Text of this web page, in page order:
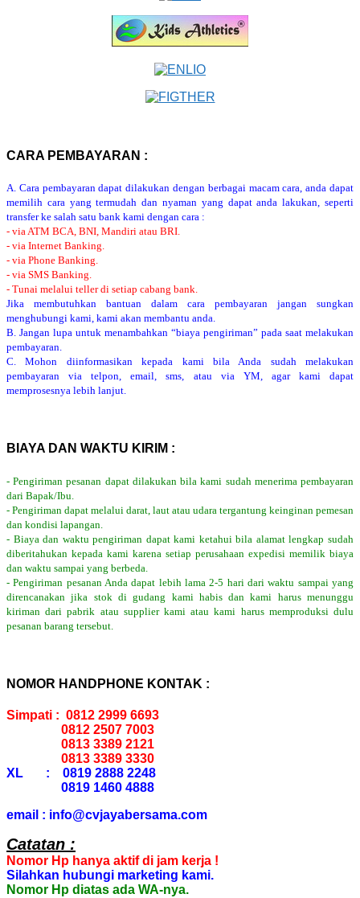
CARA PEMBAYARAN :
A. Cara pembayaran dapat dilakukan dengan berbagai macam cara, anda dapat
memilih cara yang termudah dan nyaman yang dapat anda lakukan, seperti
transfer ke salah satu bank kami dengan cara :
- via ATM BCA, BNI, Mandiri atau BRI.
- via Internet Banking.
- via Phone Banking.
- via SMS Banking.
- Tunai melalui teller di setiap cabang bank.
Jika membutuhkan bantuan dalam cara pembayaran jangan sungkan
menghubungi kami, kami akan membantu anda.
B. Jangan lupa untuk menambahkan “biaya pengiriman” pada saat melakukan
pembayaran.
C. Mohon diinformasikan kepada kami bila Anda sudah melakukan
pembayaran via telpon, email, sms, atau via YM, agar kami dapat
memprosesnya lebih lanjut.
BIAYA DAN WAKTU KIRIM :
- Pengiriman pesanan dapat dilakukan bila kami sudah menerima pembayaran
dari Bapak/Ibu.
- Pengiriman dapat melalui darat, laut atau udara tergantung keinginan pemesan
dan kondisi lapangan.
- Biaya dan waktu pengiriman dapat kami ketahui bila alamat lengkap sudah
diberitahukan kepada kami karena setiap perusahaan expedisi memilik biaya
dan waktu sampai yang berbeda.
- Pengiriman pesanan Anda dapat lebih lama 2-5 hari dari waktu sampai yang
direncanakan jika stok di gudang kami habis dan kami harus menunggu
kiriman dari pabrik atau supplier kami atau kami harus memproduksi dulu
pesanan barang tersebut.
NOMOR HANDPHONE KONTAK :
Simpati : 0812 2999 6693
0812 2507 7003
0813 3389 2121
0813 3389 3330
XL : 0819 2888 2248
0819 1460 4888
email : info@cvjayabersama.com
Catatan :
Nomor Hp hanya aktif di jam kerja !
Silahkan hubungi marketing kami.
Nomor Hp diatas ada WA-nya.